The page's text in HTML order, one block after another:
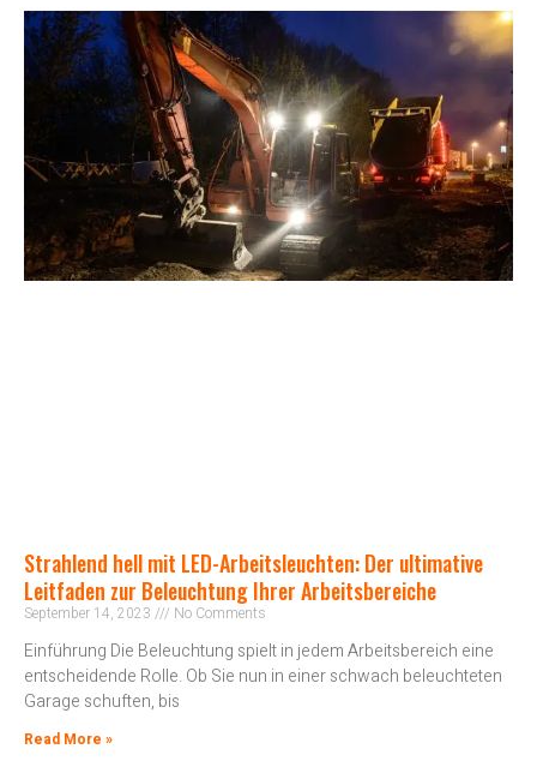
Strahlend hell mit LED-Arbeitsleuchten: Der ultimative
Leitfaden zur Beleuchtung Ihrer Arbeitsbereiche
September 14, 2023 No Comments
Einführung Die Beleuchtung spielt in jedem Arbeitsbereich eine
entscheidende Rolle. Ob Sie nun in einer schwach beleuchteten
Garage schuften, bis
Read More »